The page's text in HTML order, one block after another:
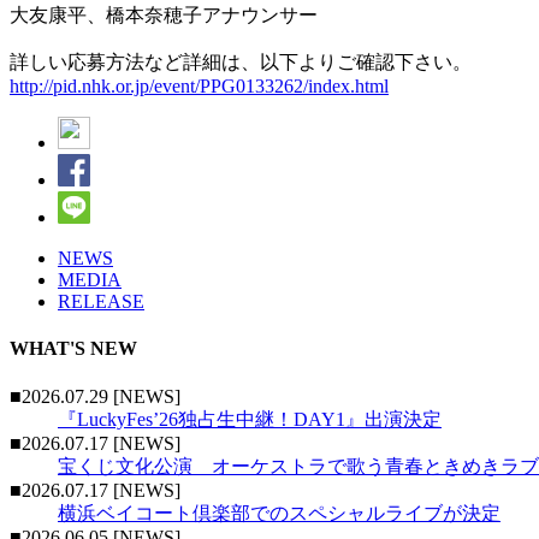
大友康平、橋本奈穂子アナウンサー
詳しい応募方法など詳細は、以下よりご確認下さい。
http://pid.nhk.or.jp/event/PPG0133262/index.html
NEWS
MEDIA
RELEASE
WHAT'S NEW
■2026.07.29 [NEWS]
『LuckyFes’26独占生中継！DAY1』出演決定
■2026.07.17 [NEWS]
宝くじ文化公演 オーケストラで歌う青春ときめきラ
■2026.07.17 [NEWS]
横浜ベイコート倶楽部でのスペシャルライブが決定